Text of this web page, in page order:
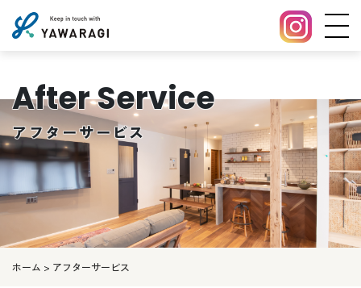
アフターサービス
After Service
ホーム > アフターサービス